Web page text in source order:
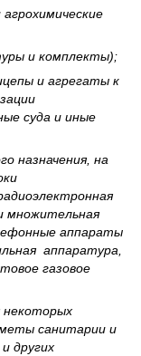
и комплекты);
и агрегаты к
суда и иные
назна­чения, на
множительная
аппараты
аппаратура,
газовое
некоторых
санитарии и
других